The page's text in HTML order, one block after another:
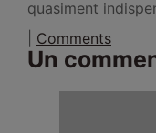
quasiment
Comments
Un